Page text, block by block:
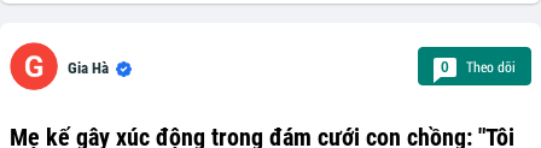
Gia Hà 0 Theo dõi
Mẹ kế gây xúc động trong đám cưới con chồng: "Tôi